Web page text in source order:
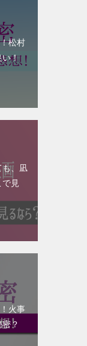
松村
い！
も、凪
で見
火事
？